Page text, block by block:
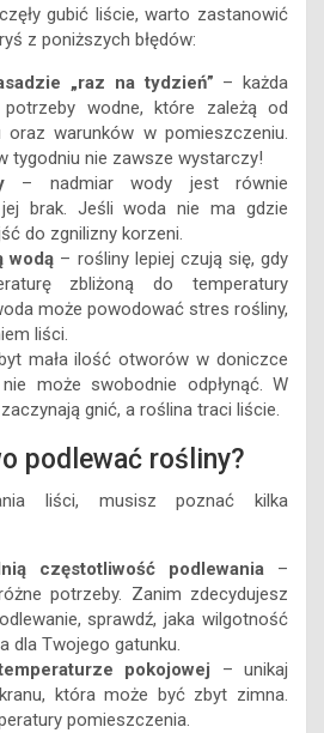
gubić liście, warto zastanowić
z poniższych błędów:
„raz na tydzień” – każda
wodne, które zależą od
oraz warunków w pomieszczeniu.
tygodniu nie zawsze wystarczy!
– nadmiar wody jest równie
brak. Jeśli woda nie ma gdzie
do zgnilizny korzeni.
wodą – rośliny lepiej czują się, gdy
zbliżoną do temperatury
może powodować stres rośliny,
liści.
mała ilość otworów w doniczce
może swobodnie odpłynąć. W
gnić, a roślina traci liście.
podlewać rośliny?
liści, musisz poznać kilka
częstotliwość podlewania –
potrzeby. Zanim zdecydujesz
sprawdź, jaka wilgotność
dla Twojego gatunku.
pokojowej – unikaj
która może być zbyt zimna.
pomieszczenia.